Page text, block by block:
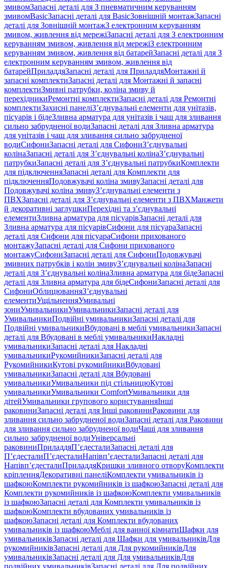
змивомЗапасні деталі для З пневматичним керуванням
змивомBasicЗапасні деталі для BasicЗовнішній монтажЗапасні
деталі для Зовнішній монтажЗ електронним керуванням
змивом, живлення від мережіЗапасні деталі для З електронним
керуванням змивом, живлення від мережіЗ електронним
керуванням змивом, живлення від батарейЗапасні деталі для З
електронним керуванням змивом, живлення від
батарейПриладдяЗапасні деталі для ПриладдяМонтажні й
запасні комплектиЗапасні деталі для Монтажні й запасні
комплектиЗмивні патрубки, коліна змиву й
перехідникиРемонтні комплектиЗапасні деталі для Ремонтні
комплектиЗахисні панеліЗ’єднувальні елементи для унітазів,
пісуарів і бідеЗливна арматура для унітазів і чаш для зливання
сильно забрудненої водиЗапасні деталі для Зливна арматура
для унітазів і чаш для зливання сильно забрудненої
водиСифониЗапасні деталі для СифониЗ’єднувальні
колінаЗапасні деталі для З’єднувальні колінаЗ’єднувальні
патрубкиЗапасні деталі для З’єднувальні патрубкиКомплекти
для підключенняЗапасні деталі для Комплекти для
підключенняПодовжувачі коліна змивуЗапасні деталі для
Подовжувачі коліна змивуЗ’єднувальні елементи з
ПВХЗапасні деталі для З’єднувальні елементи з ПВХМанжети
й декоративні заглушкиПерехідні та з’єднувальні
елементиЗливна арматура для пісуарівЗапасні деталі для
Зливна арматура для пісуарівСифони для пісуараЗапасні
деталі для Сифони для пісуараСифони прихованого
монтажуЗапасні деталі для Сифони прихованого
монтажуСифониЗапасні деталі для СифониПодовжувачі
змивних патрубків і колін змивуЗ’єднувальні колінаЗапасні
деталі для З’єднувальні колінаЗливна арматура для бідеЗапасні
деталі для Зливна арматура для бідеСифониЗапасні деталі для
СифониОблицюванняЗ’єднувальні
елементиУщільненняУмивальні
зониУмивальникиУмивальникиЗапасні деталі для
УмивальникиПодвійні умивальникиЗапасні деталі для
Подвійні умивальникиВбудовані в меблі умивальникиЗапасні
деталі для Вбудовані в меблі умивальникиНакладні
умивальникиЗапасні деталі для Накладні
умивальникиРукомийникиЗапасні деталі для
РукомийникиКутові рукомийникиВбудовані
умивальникиЗапасні деталі для Вбудовані
умивальникиУмивальники під стільницюКутові
умивальникиУмивальники ComfortУмивальники для
дітейУмивальники групового користуванняІнші
раковиниЗапасні деталі для Інші раковиниРаковини для
зливання сильно забрудненої водиЗапасні деталі для Раковини
для зливання сильно забрудненої водиЧаші для зливання
сильно забрудненої водиУніверсальні
раковиниПриладдяП’єдесталиЗапасні деталі для
П’єдесталиП’єдесталиНапівп’єдесталиЗапасні деталі для
Напівп’єдесталиПриладдяКришки зливного отворуКомплекти
кріпленняДекоративні панеліКомплекти умивальників із
шафкоюКомплекти рукомийників із шафкоюЗапасні деталі для
Комплекти рукомийників із шафкоюКомплекти умивальників
із шафкоюЗапасні деталі для Комплекти умивальників із
шафкоюКомплекти вбудованих умивальників із
шафкоюЗапасні деталі для Комплекти вбудованих
умивальників із шафкоюМеблі для ванної кімнатиШафки для
умивальниківЗапасні деталі для Шафки для умивальниківДля
рукомийниківЗапасні деталі для Для рукомийниківДля
умивальниківЗапасні деталі для Для умивальниківДля
подвійних умивальниківЗапасні деталі для Для подвійних